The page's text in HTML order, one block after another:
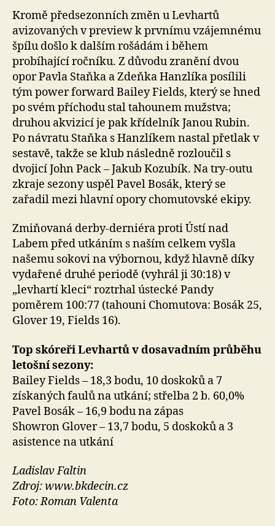
Kromě předsezonních změn u Levhartů
avizovaných v preview k prvnímu vzájemnému
špílu došlo k dalším rošádám i během
probíhající ročníku. Z důvodu zranění dvou
opor Pavla Staňka a Zdeňka Hanzlíka posílili
tým power forward Bailey Fields, který se hned
po svém příchodu stal tahounem mužstva;
druhou akvizicí je pak křídelník Janou Rubin.
Po návratu Staňka s Hanzlíkem nastal přetlak v
sestavě, takže se klub následně rozloučil s
dvojicí John Pack – Jakub Kozubík. Na try-outu
zkraje sezony uspěl Pavel Bosák, který se
zařadil mezi hlavní opory chomutovské ekipy.
Zmiňovaná derby-derniéra proti Ústí nad
Labem před utkáním s naším celkem vyšla
našemu sokovi na výbornou, když hlavně díky
vydařené druhé periodě (vyhrál ji 30:18) v
„levhartí kleci“ roztrhal ústecké Pandy
poměrem 100:77 (tahouni Chomutova: Bosák 25,
Glover 19, Fields 16).
Top skóreři Levhartů v dosavadním průběhu
letošní sezony:
Bailey Fields – 18,3 bodu, 10 doskoků a 7
získaných faulů na utkání; střelba 2 b. 60,0%
Pavel Bosák – 16,9 bodu na zápas
Showron Glover – 13,7 bodu, 5 doskoků a 3
asistence na utkání
Ladislav Faltin
Zdroj: www.bkdecin.cz
Foto: Roman Valenta